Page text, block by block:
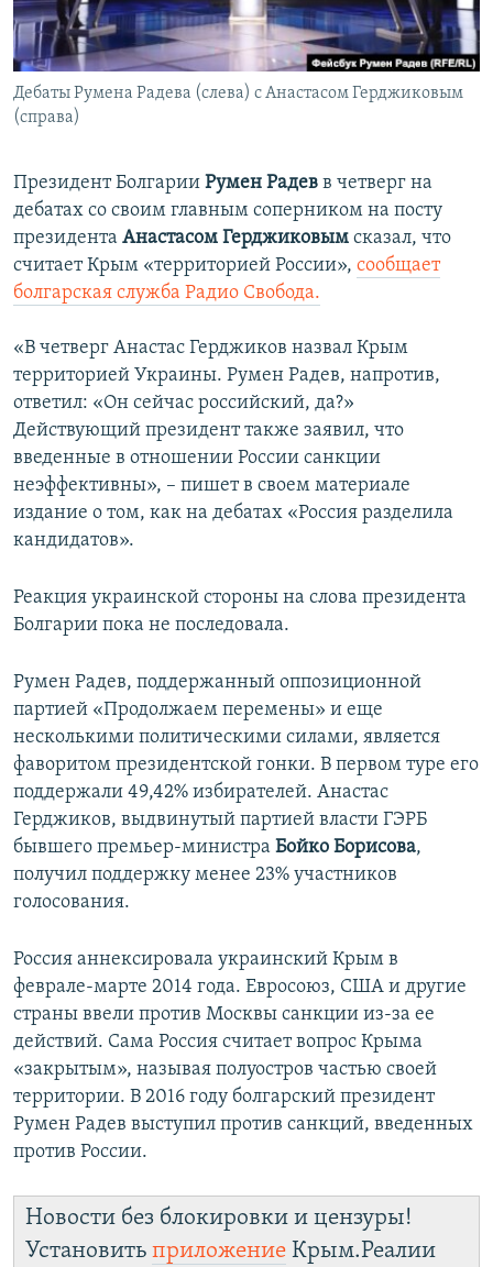
ПОБЕДИТЕЛЕЙ НЕ СУДЯТ?
КРЫМ.НЕПОКОРЕННЫЙ
ELIFBE
ПРИСОЕДИНЯЙТЕСЬ!
Дебаты Румена Радева (слева) с Анастасом Герджиковым
(справа)
Президент Болгарии Румен Радев в четверг на
дебатах со своим главным соперником на посту
президента Анастасом Герджиковым сказал, что
считает Крым «территорией России», сообщает
болгарская служба Радио Свобода.
«В четверг Анастас Герджиков назвал Крым
территорией Украины. Румен Радев, напротив,
ответил: «Он сейчас российский, да?»
Действующий президент также заявил, что
введенные в отношении России санкции
неэффективны», – пишет в своем материале
издание о том, как на дебатах «Россия разделила
кандидатов».
Реакция украинской стороны на слова президента
Болгарии пока не последовала.
Румен Радев, поддержанный оппозиционной
партией «Продолжаем перемены» и еще
несколькими политическими силами, является
фаворитом президентской гонки. В первом туре его
поддержали 49,42% избирателей. Анастас
Герджиков, выдвинутый партией власти ГЭРБ
бывшего премьер-министра Бойко Борисова,
получил поддержку менее 23% участников
голосования.
Россия аннексировала украинский Крым в
феврале-марте 2014 года. Евросоюз, США и другие
страны ввели против Москвы санкции из-за ее
действий. Сама Россия считает вопрос Крыма
«закрытым», называя полуостров частью своей
территории. В 2016 году болгарский президент
Румен Радев выступил против санкций, введенных
против России.
Новости без блокировки и цензуры!
Установить приложение Крым.Реалии